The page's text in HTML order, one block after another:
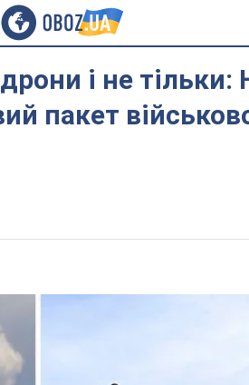
і не тільки:
пакет